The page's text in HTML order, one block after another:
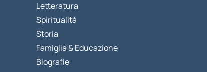
Letteratura
Spiritualità
Storia
Famiglia & Educazione
Biografie